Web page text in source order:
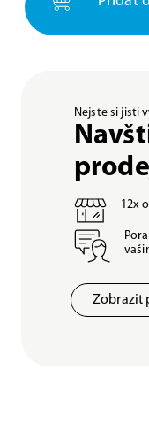
Nejste si jisti
12x
Zobrazit